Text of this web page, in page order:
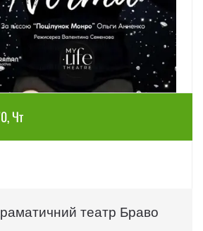
Чт
театр Браво